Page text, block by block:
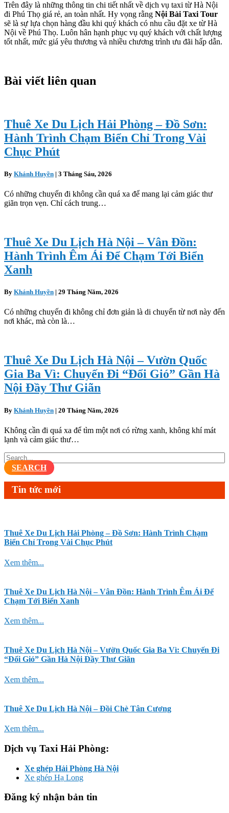
Trên đây là những thông tin chi tiết nhất về dịch vụ taxi từ Hà Nội
đi Phú Thọ giá rẻ, an toàn nhất. Hy vọng rằng Nội Bài Taxi Tour
sẽ là sự lựa chọn hàng đầu khi quý khách có nhu cầu đặt xe từ Hà
Nội về Phú Thọ. Luôn hân hạnh phục vụ quý khách với chất lượng
tốt nhất, mức giá yêu thương và nhiều chương trình ưu đãi hấp dẫn.
Bài viết liên quan
Thuê Xe Du Lịch Hải Phòng – Đồ Sơn:
Hành Trình Chạm Biển Chỉ Trong Vài
Chục Phút
By Khánh Huyền | 3 Tháng Sáu, 2026
Có những chuyến đi không cần quá xa để mang lại cảm giác thư
giãn trọn vẹn. Chỉ cách trung…
Thuê Xe Du Lịch Hà Nội – Vân Đồn:
Hành Trình Êm Ái Để Chạm Tới Biển
Xanh
By Khánh Huyền | 29 Tháng Năm, 2026
Có những chuyến đi không chỉ đơn giản là di chuyển từ nơi này đến
nơi khác, mà còn là…
Thuê Xe Du Lịch Hà Nội – Vườn Quốc
Gia Ba Vì: Chuyến Đi “Đổi Gió” Gần Hà
Nội Đầy Thư Giãn
By Khánh Huyền | 20 Tháng Năm, 2026
Không cần đi quá xa để tìm một nơi có rừng xanh, không khí mát
lạnh và cảm giác thư…
SEARCH
Tin tức mới
Thuê Xe Du Lịch Hải Phòng – Đồ Sơn: Hành Trình Chạm
Biển Chỉ Trong Vài Chục Phút
Xem thêm...
Thuê Xe Du Lịch Hà Nội – Vân Đồn: Hành Trình Êm Ái Để
Chạm Tới Biển Xanh
Xem thêm...
Thuê Xe Du Lịch Hà Nội – Vườn Quốc Gia Ba Vì: Chuyến Đi
“Đổi Gió” Gần Hà Nội Đầy Thư Giãn
Xem thêm...
Thuê Xe Du Lịch Hà Nội – Đồi Chè Tân Cương
Xem thêm...
Dịch vụ Taxi Hải Phòng:
Xe ghép Hải Phòng Hà Nội
Xe ghép Hạ Long
Đăng ký nhận bản tin